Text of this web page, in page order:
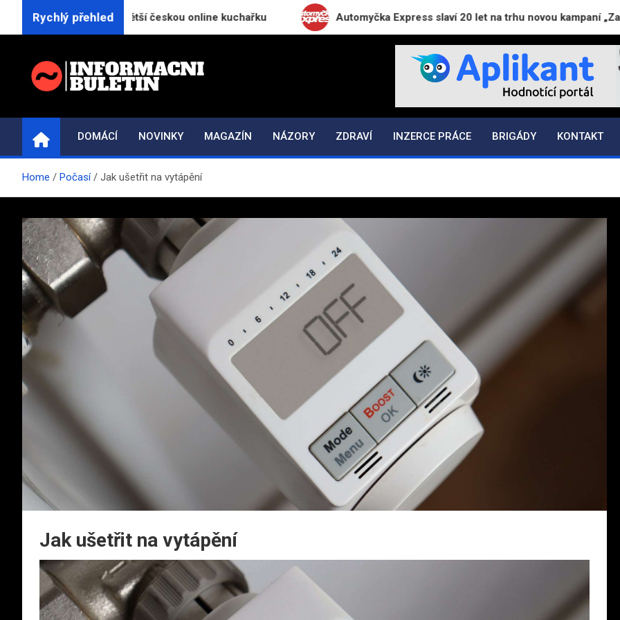
Rychlý přehled
spouští největší českou online kuchařku Automyčka Express slaví 20 let na trhu novou kampaní „Zaparkuj
INFORMAČNÍ-BULETIN.CZ
DOMÁCÍ NOVINKY MAGAZÍN NÁZORY ZDRAVÍ INZERCE PRÁCE BRIGÁDY KONTAKT
Home Počasí Jak ušetřit na vytápění
Jak ušetřit na vytápění